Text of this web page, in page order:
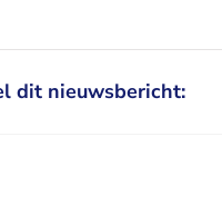
dit nieuwsbericht: